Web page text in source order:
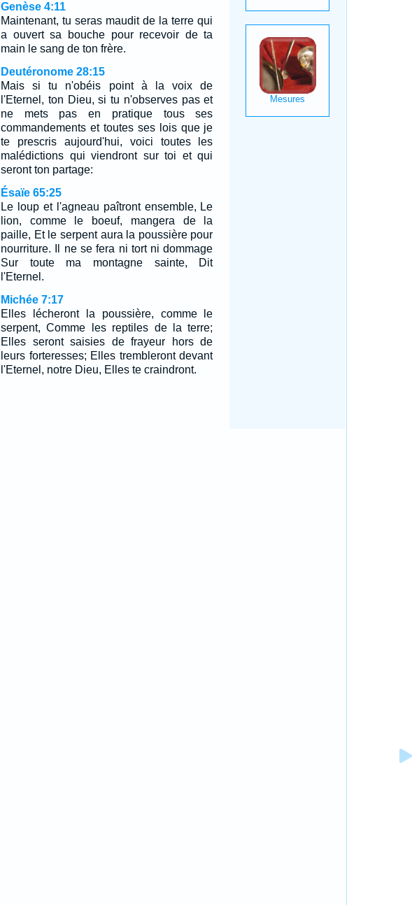
Genèse 4:11
Maintenant, tu seras maudit de la terre qui
a ouvert sa bouche pour recevoir de ta
main le sang de ton frère.
Deutéronome 28:15
Mais si tu n'obéis point à la voix de
l'Eternel, ton Dieu, si tu n'observes pas et
ne mets pas en pratique tous ses
commandements et toutes ses lois que je
te prescris aujourd'hui, voici toutes les
malédictions qui viendront sur toi et qui
seront ton partage:
Ésaïe 65:25
Le loup et l'agneau paîtront ensemble, Le
lion, comme le boeuf, mangera de la
paille, Et le serpent aura la poussière pour
nourriture. Il ne se fera ni tort ni dommage
Sur toute ma montagne sainte, Dit
l'Eternel.
Michée 7:17
Elles lécheront la poussière, comme le
serpent, Comme les reptiles de la terre;
Elles seront saisies de frayeur hors de
leurs forteresses; Elles trembleront devant
l'Eternel, notre Dieu, Elles te craindront.